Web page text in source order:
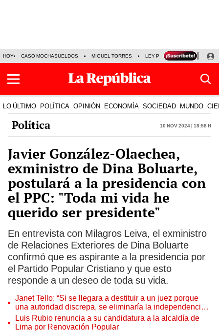
HOY CASO MOCHASUELDOS MIGUEL TORRES LEY PULPÍN PRECIO DEL
LO ÚLTIMO POLÍTICA OPINIÓN ECONOMÍA SOCIEDAD MUNDO
Política 10 Nov 2024 | 18:58 h
Javier González-Olaechea,
exministro de Dina Boluarte,
postulará a la presidencia con
el PPC: "Toda mi vida he
querido ser presidente"
En entrevista con Milagros Leiva, el exministro
de Relaciones Exteriores de Dina Boluarte
confirmó que es aspirante a la presidencia por
el Partido Popular Cristiano y que esto
responde a un deseo de toda su vida.
Janet Tello: “Si se llegara a destituir a un juez porque
una autoridad discrepa, se eliminaría la independencia
judicial”
Luis Rubio renuncia a su candidatura a la alcaldía de
Lima por Renovación Popular